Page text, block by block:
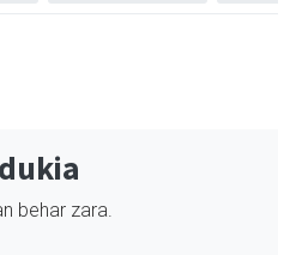
behar zara.